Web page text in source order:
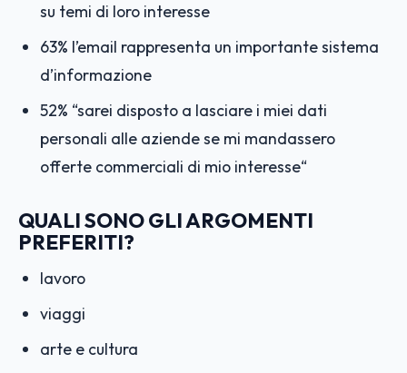
su temi di loro interesse
63% l’email rappresenta un importante sistema
d’informazione
52% “sarei disposto a lasciare i miei dati
personali alle aziende se mi mandassero
offerte commerciali di mio interesse“
QUALI SONO GLI ARGOMENTI
PREFERITI?
lavoro
viaggi
arte e cultura